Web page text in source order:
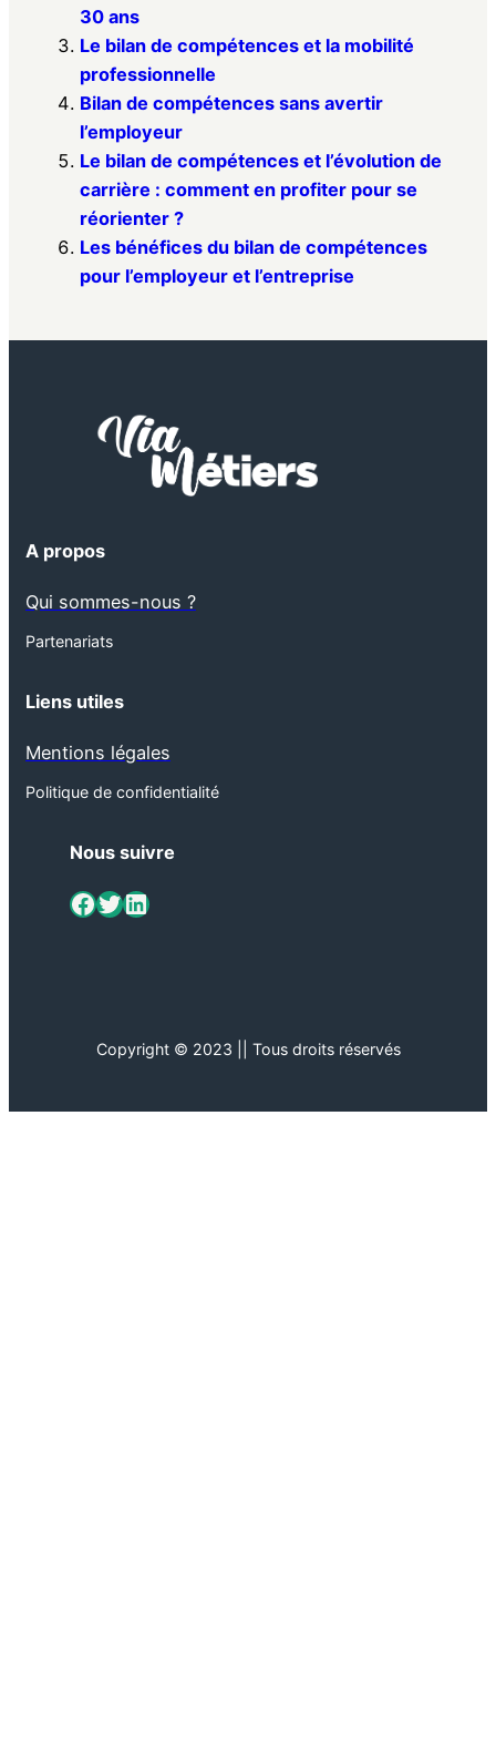
30 ans
Le bilan de compétences et la mobilité
professionnelle
Bilan de compétences sans avertir
l’employeur
Le bilan de compétences et l’évolution de
carrière : comment en profiter pour se
réorienter ?
Les bénéfices du bilan de compétences
pour l’employeur et l’entreprise
A propos
Qui sommes-nous ?
Partenariats
Liens utiles
Mentions légales
Politique de confidentialité
Nous suivre
ViaMétiers sur Facebook Twitter LinkedIn
Copyright © 2023 || Tous droits réservés